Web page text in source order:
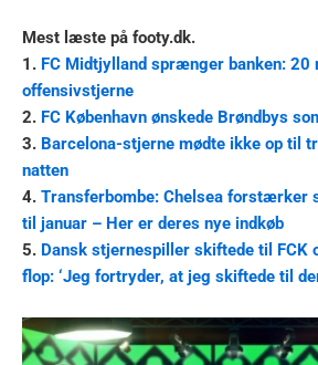
Mest læste på footy.dk.
1. FC Midtjylland sprænger banken:
offensivstjerne
2. FC København ønskede Brøndbys
3. Barcelona-stjerne mødte ikke op til
natten
4. Transferbombe: Chelsea forstærker
til januar – Her er deres nye indkøb
5. Dansk stjernespiller skiftede til FCK
flop: ‘Jeg fortryder, at jeg skiftede til